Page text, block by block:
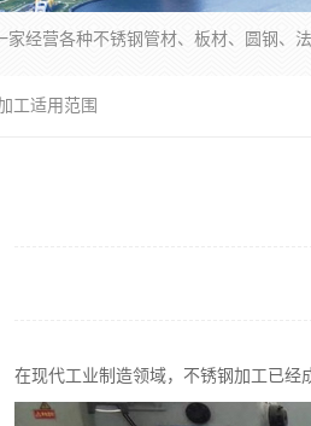
工适用范围
在现代工业制造领域，不锈钢加工已经